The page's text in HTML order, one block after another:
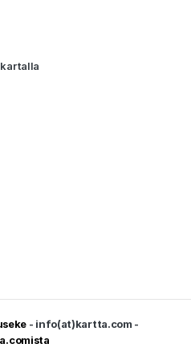
- info(at)kartta.com -